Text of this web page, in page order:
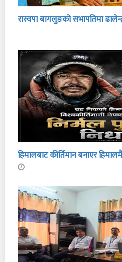
रास्वपा बागलुङको सभापतिमा
हिमालबाट कीर्तिमान बनाएर